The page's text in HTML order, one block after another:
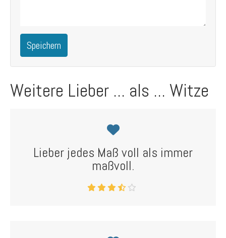
Speichern
Weitere Lieber ... als ... Witze
Lieber jedes Maß voll als immer
maßvoll.